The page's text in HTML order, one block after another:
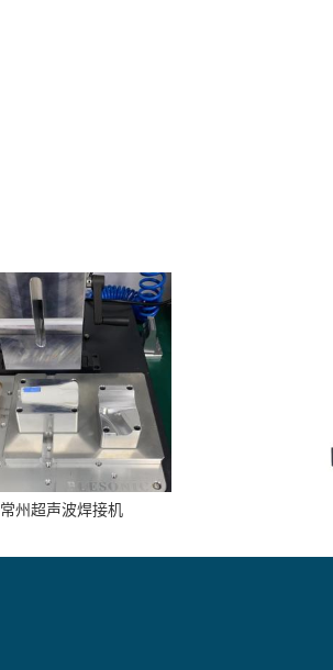
常州超声波焊接机